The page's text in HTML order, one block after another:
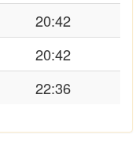
20:42
20:42
22:36